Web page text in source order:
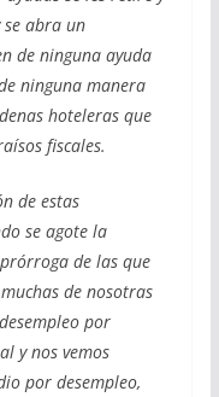
abra un
de ninguna ayuda
ninguna manera
hoteleras que
fiscales.
de estas
se agote la
de las que
de nosotras
por
y nos vemos
por desempleo,